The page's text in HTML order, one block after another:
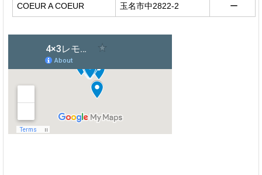
COEUR A COEUR 玉名市中2822-2 ー